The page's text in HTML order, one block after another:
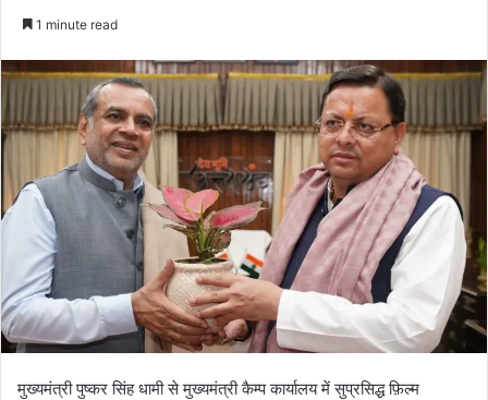
d
a
n
m
a
i
l
1 minute read
मुख्यमंत्री पुष्कर सिंह धामी से मुख्यमंत्री कैम्प कार्यालय में सुप्रसिद्ध फ़िल्म